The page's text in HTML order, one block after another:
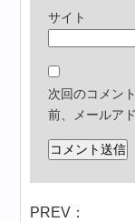
サイト
次回のコメン
前、メールア
PREV：